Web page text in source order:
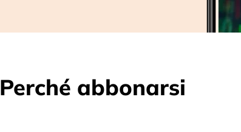
Perché abbonarsi